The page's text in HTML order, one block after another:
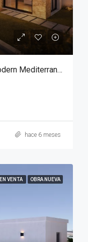
✨ Luxury Villas in Bigastro – Modern Mediterranean Living ✨
hace 6 meses
EN VENTA OBRA NUEVA